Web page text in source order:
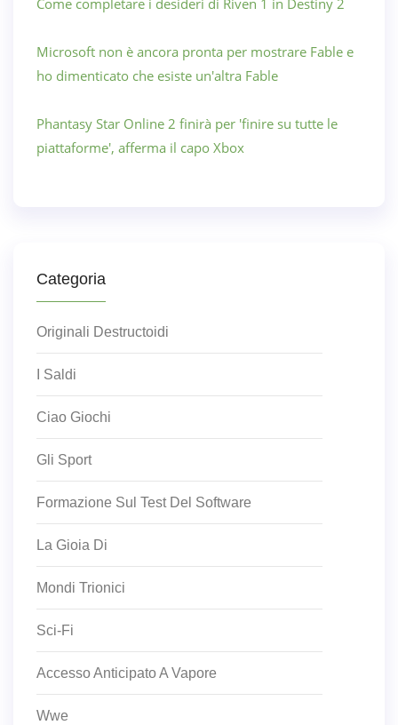
Come completare i desideri di Riven 1 in Destiny 2
Microsoft non è ancora pronta per mostrare Fable e
ho dimenticato che esiste un'altra Fable
Phantasy Star Online 2 finirà per 'finire su tutte le
piattaforme', afferma il capo Xbox
Categoria
Originali Destructoidi
I Saldi
Ciao Giochi
Gli Sport
Formazione Sul Test Del Software
La Gioia Di
Mondi Trionici
Sci-Fi
Accesso Anticipato A Vapore
Wwe